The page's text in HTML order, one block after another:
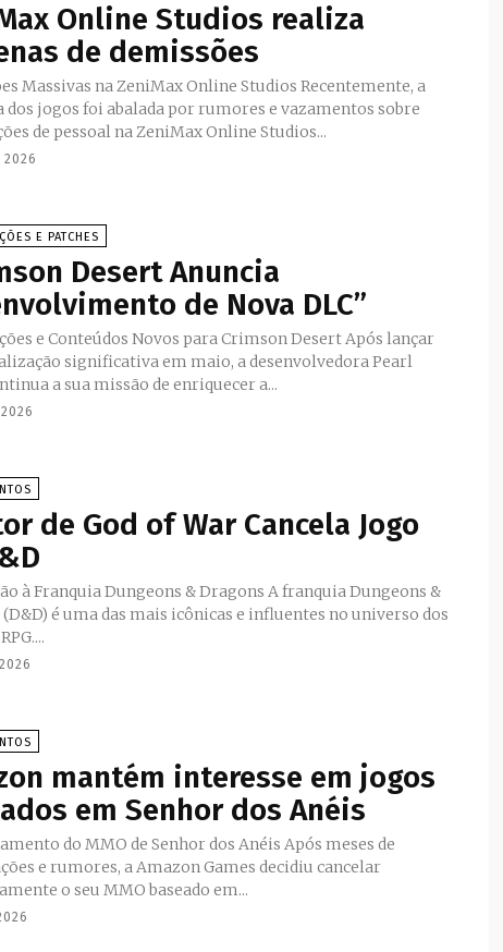
Online Studios realiza
de demissões
na ZeniMax Online Studios Recentemente, a
dos jogos foi abalada por rumores e vazamentos sobre
de pessoal na ZeniMax Online Studios...
2026
E PATCHES
Desert Anuncia
de Nova DLC”
e Conteúdos Novos para Crimson Desert Após lançar
significativa em maio, a desenvolvedora Pearl
a sua missão de enriquecer a...
2026
de God of War Cancela Jogo
à Franquia Dungeons & Dragons A franquia Dungeons &
é uma das mais icônicas e influentes no universo dos
mantém interesse em jogos
em Senhor dos Anéis
do MMO de Senhor dos Anéis Após meses de
e rumores, a Amazon Games decidiu cancelar
o seu MMO baseado em...